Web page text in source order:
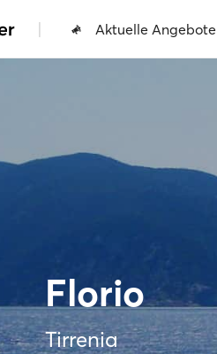
| Aktuelle Angebote
Florio
Tirrenia